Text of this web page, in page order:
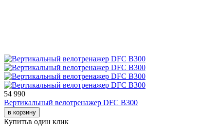
54 990
Вертикальный велотренажер DFC B300
в корзину
Купитьв один клик